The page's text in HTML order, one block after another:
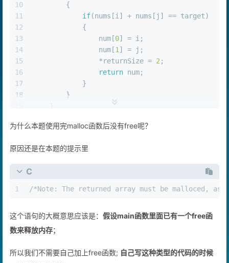
10
11
12
13
14
15
16
17
18
21
        {
if(nums[i] + nums[j] == target)
            {
                num[
0] = i;
                num[
1 ] = j;
                *returnSize =
2 ;
return num;
            }
        }
}
为什么本题使用完malloc函数后没有free呢？
原因还是在本题的提示里
C
1 /*Note: The returned array must be malloced,
这个语句的大概意思应该是： 假设main函数里面已有一个free函
数来释放内存；
所以我们不需要自己加上free函数; 自己写这种类型的代码的时候